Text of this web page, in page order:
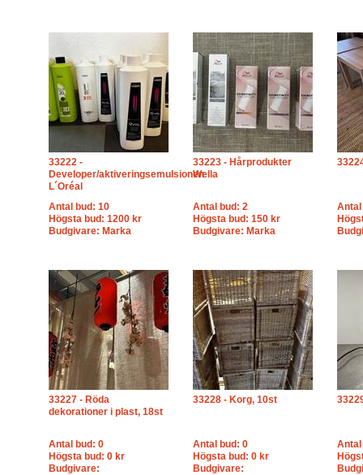
33222 -
Developer/aktiveringsemulsionen
L´Oréal
Antal bud: 10
Högsta bud: 1200 kr
Budgivare: Marka
33223 - Hårprodukter
Wella
Antal bud: 2
Högsta bud: 150 kr
Budgivare: Marka
Antal
33227 - Röda
dekorationer i plast, 18st
Antal bud: 0
Högsta bud: 0 kr
Budgivare:
33228 - Korg, 10st
Antal bud: 0
Högsta bud: 0 kr
Budgivare:
Antal